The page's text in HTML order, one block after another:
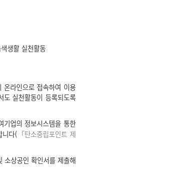
생활 실천활동
온라인으로 접속하여 이용
실천활동이 등록되도록
업의 정보시스템을 통한
니다( 「탄소중립포인트 제
소상공인 확인서를 제출해